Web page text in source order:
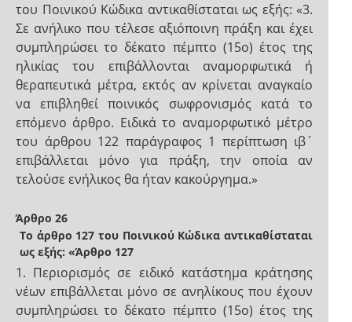
του Ποινικού Κώδικα αντικαθίσταται ως εξής: «3.
Σε ανήλικο που τέλεσε αξιόποινη πράξη και έχει
συμπληρώσει το δέκατο πέμπτο (15ο) έτος της
ηλικίας του επιβάλλονται αναμορφωτικά ή
θεραπευτικά μέτρα, εκτός αν κρίνεται αναγκαίο
να επιβληθεί ποινικός σωφρονισμός κατά το
επόμενο άρθρο. Ειδικά το αναμορφωτικό μέτρο
του άρθρου 122 παράγραφος 1 περίπτωση ιβ΄
επιβάλλεται μόνο για πράξη, την οποία αν
τελούσε ενήλικος θα ήταν κακούργημα.»
Άρθρο 26
Το άρθρο 127 του Ποινικού Κώδικα αντικαθίσταται
ως εξής: «Άρθρο 127
1. Περιορισμός σε ειδικό κατάστημα κράτησης
νέων επιβάλλεται μόνο σε ανηλίκους που έχουν
συμπληρώσει το δέκατο πέμπτο (15ο) έτος της